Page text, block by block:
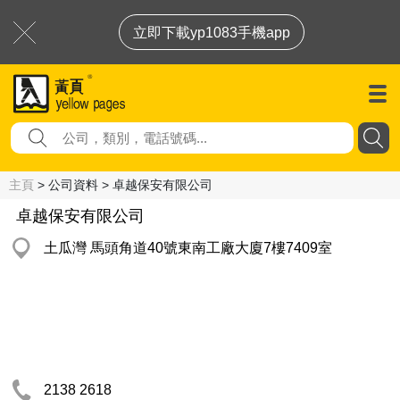
立即下載yp1083手機app
主頁 > 公司資料 > 卓越保安有限公司
卓越保安有限公司
土瓜灣 馬頭角道40號東南工廠大廈7樓7409室
2138 2618